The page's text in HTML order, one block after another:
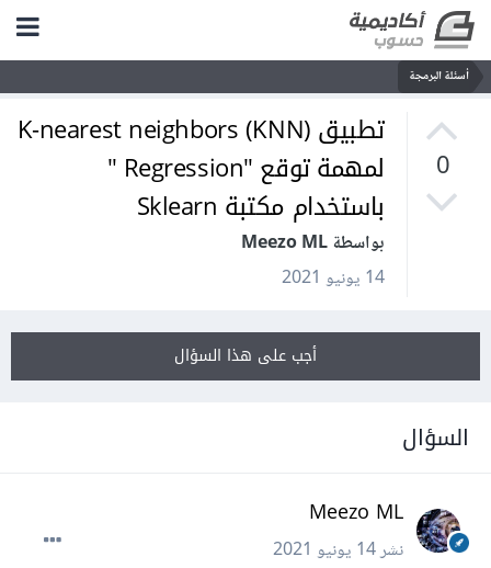
أسئلة البرمجة
0
تطبيق K-nearest neighbors (KNN)
لمهمة توقع "Regression "
باستخدام مكتبة Sklearn
بواسطة Meezo ML
14 يونيو 2021
أجب على هذا السؤال
السؤال
Meezo ML
نشر14 يونيو 2021